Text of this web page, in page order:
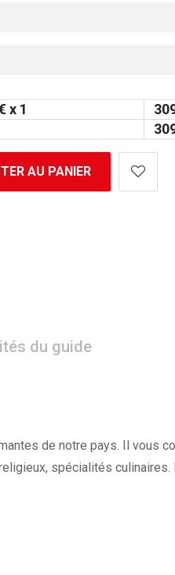
x 1
AU PANIER
du guide
de notre pays. Il vous
spécialités culinaires.